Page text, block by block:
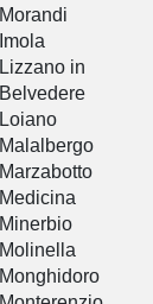
Morandi
Imola
Lizzano in
Belvedere
Loiano
Malalbergo
Marzabotto
Medicina
Minerbio
Molinella
Monghidoro